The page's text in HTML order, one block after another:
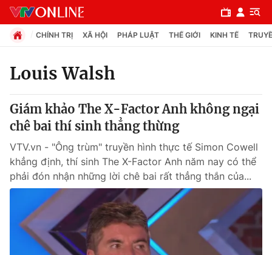
Chuyên mục
Chính trị
Xã hội
Pháp luật
Y tế
CHÍNH TRỊ XÃ HỘI PHÁP LUẬT THẾ GIỚI KINH TẾ
Louis Walsh
Giám khảo The X-Factor Anh không ngại
chê bai thí sinh thẳng thừng
VTV.vn - "Ông trùm" truyền hình thực tế Simon Cowell
khẳng định, thí sinh The X-Factor Anh năm nay có thể
phải đón nhận những lời chê bai rất thẳng thắn của...